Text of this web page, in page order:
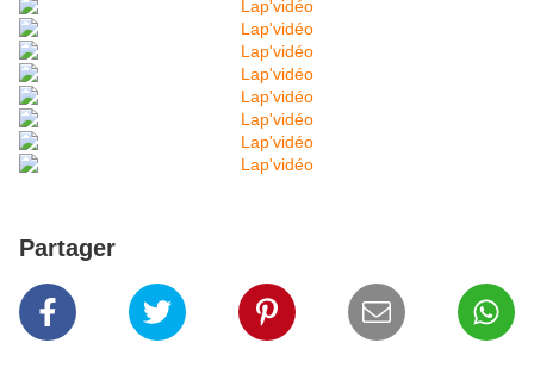
Partager